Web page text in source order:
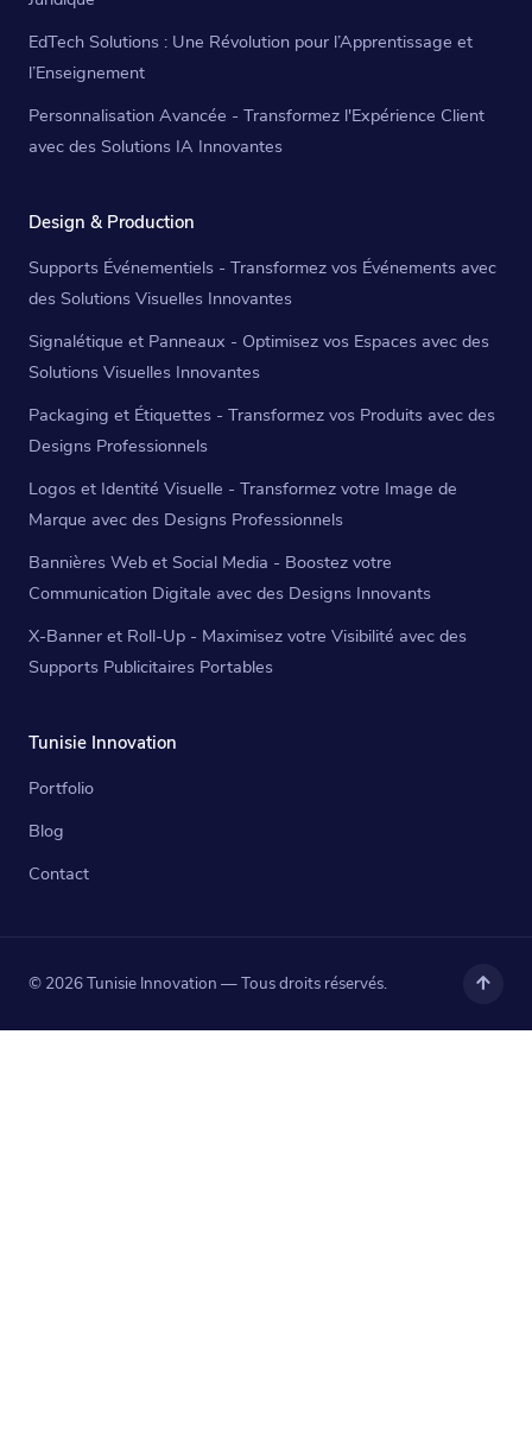
EdTech Solutions : Une Révolution pour l’Apprentissage et
l’Enseignement
Personnalisation Avancée - Transformez l'Expérience Client
avec des Solutions IA Innovantes
Design & Production
Supports Événementiels - Transformez vos Événements avec
des Solutions Visuelles Innovantes
Signalétique et Panneaux - Optimisez vos Espaces avec des
Solutions Visuelles Innovantes
Packaging et Étiquettes - Transformez vos Produits avec des
Designs Professionnels
Logos et Identité Visuelle - Transformez votre Image de
Marque avec des Designs Professionnels
Bannières Web et Social Media - Boostez votre
Communication Digitale avec des Designs Innovants
X-Banner et Roll-Up - Maximisez votre Visibilité avec des
Supports Publicitaires Portables
Tunisie Innovation
Portfolio
Blog
Contact
© 2026 Tunisie Innovation — Tous droits réservés.
Haut